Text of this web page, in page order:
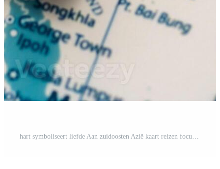
hart symboliseert liefde Aan zuidoosten Azië kaart reizen focus levendig kleuren detailopname visie Pro Foto